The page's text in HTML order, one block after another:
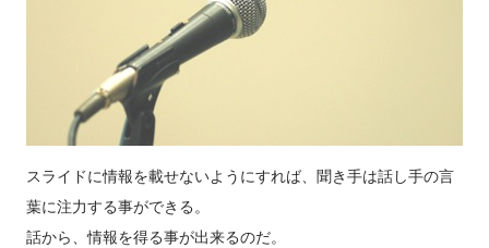
スライドに情報を載せないようにすれば、聞き手は話し手の言
葉に注力する事ができる。
話から、情報を得る事が出来るのだ。